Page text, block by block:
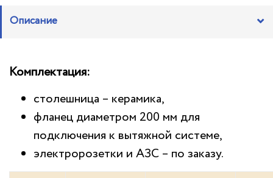
Описание
Комплектация:
столешница – керамика,
фланец диаметром 200 мм для
подключения к вытяжной системе,
электророзетки и АЗС – по заказу.